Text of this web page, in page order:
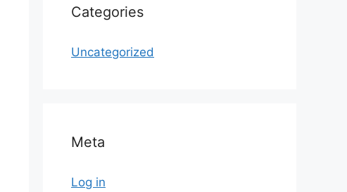
Categories
Uncategorized
Meta
Log in